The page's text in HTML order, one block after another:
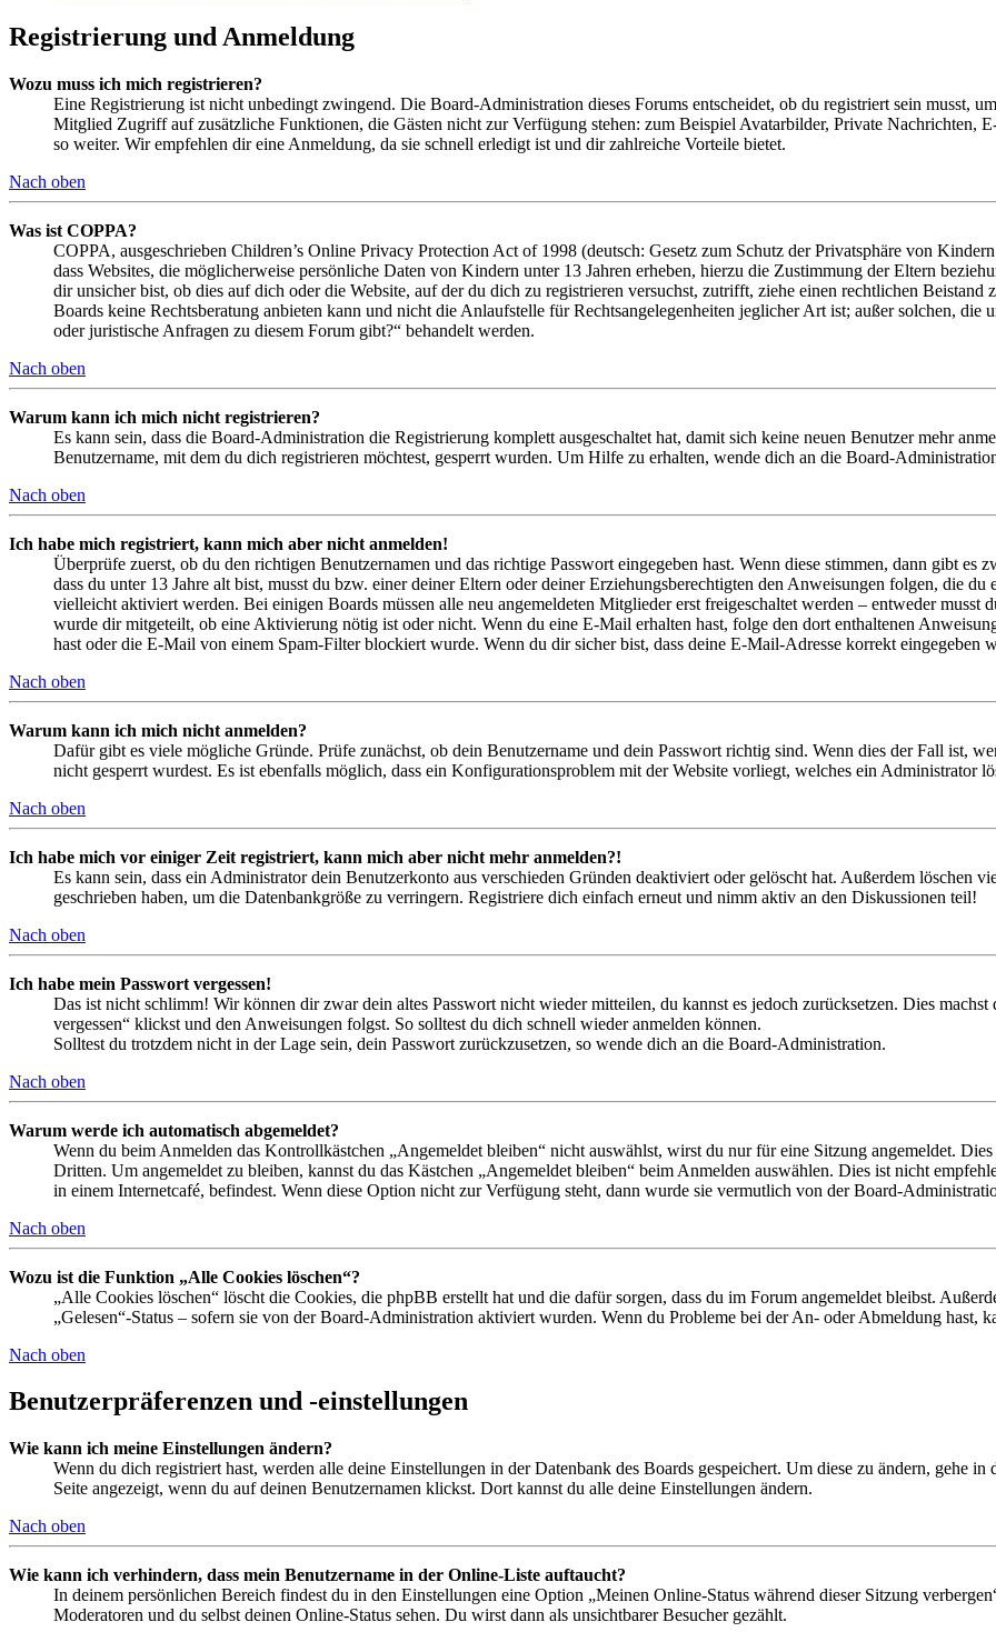
Registrierung und Anmeldung
Wozu muss ich mich registrieren?
Eine Registrierung ist nicht unbedingt zwingend. Die Board-Administration dieses Forums entscheidet, ob du registriert sein musst,
Mitglied Zugriff auf zusätzliche Funktionen, die Gästen nicht zur Verfügung stehen: zum Beispiel Avatarbilder, Private Nachrichten,
so weiter. Wir empfehlen dir eine Anmeldung, da sie schnell erledigt ist und dir zahlreiche Vorteile bietet.
Nach oben
Was ist COPPA?
COPPA, ausgeschrieben Children’s Online Privacy Protection Act of 1998 (deutsch: Gesetz zum Schutz der Privatsphäre von
dass Websites, die möglicherweise persönliche Daten von Kindern unter 13 Jahren erheben, hierzu die Zustimmung der Eltern
dir unsicher bist, ob dies auf dich oder die Website, auf der du dich zu registrieren versuchst, zutrifft, ziehe einen rechtlichen
Boards keine Rechtsberatung anbieten kann und nicht die Anlaufstelle für Rechtsangelegenheiten jeglicher Art ist; außer solchen,
oder juristische Anfragen zu diesem Forum gibt?“ behandelt werden.
Nach oben
Warum kann ich mich nicht registrieren?
Es kann sein, dass die Board-Administration die Registrierung komplett ausgeschaltet hat, damit sich keine neuen Benutzer mehr
Benutzername, mit dem du dich registrieren möchtest, gesperrt wurden. Um Hilfe zu erhalten, wende dich an die Board-
Nach oben
Ich habe mich registriert, kann mich aber nicht anmelden!
Überprüfe zuerst, ob du den richtigen Benutzernamen und das richtige Passwort eingegeben hast. Wenn diese stimmen, dann gibt es
dass du unter 13 Jahre alt bist, musst du bzw. einer deiner Eltern oder deiner Erziehungsberechtigten den Anweisungen folgen, die
vielleicht aktiviert werden. Bei einigen Boards müssen alle neu angemeldeten Mitglieder erst freigeschaltet werden – entweder musst
wurde dir mitgeteilt, ob eine Aktivierung nötig ist oder nicht. Wenn du eine E-Mail erhalten hast, folge den dort enthaltenen
hast oder die E-Mail von einem Spam-Filter blockiert wurde. Wenn du dir sicher bist, dass deine E-Mail-Adresse korrekt eingegeben
Nach oben
Warum kann ich mich nicht anmelden?
Dafür gibt es viele mögliche Gründe. Prüfe zunächst, ob dein Benutzername und dein Passwort richtig sind. Wenn dies der Fall ist,
nicht gesperrt wurdest. Es ist ebenfalls möglich, dass ein Konfigurationsproblem mit der Website vorliegt, welches ein Administrator
Nach oben
Ich habe mich vor einiger Zeit registriert, kann mich aber nicht mehr anmelden?!
Es kann sein, dass ein Administrator dein Benutzerkonto aus verschieden Gründen deaktiviert oder gelöscht hat. Außerdem löschen
geschrieben haben, um die Datenbankgröße zu verringern. Registriere dich einfach erneut und nimm aktiv an den Diskussionen teil!
Nach oben
Ich habe mein Passwort vergessen!
Das ist nicht schlimm! Wir können dir zwar dein altes Passwort nicht wieder mitteilen, du kannst es jedoch zurücksetzen. Dies
vergessen“ klickst und den Anweisungen folgst. So solltest du dich schnell wieder anmelden können.
Solltest du trotzdem nicht in der Lage sein, dein Passwort zurückzusetzen, so wende dich an die Board-Administration.
Nach oben
Warum werde ich automatisch abgemeldet?
Wenn du beim Anmelden das Kontrollkästchen „Angemeldet bleiben“ nicht auswählst, wirst du nur für eine Sitzung angemeldet.
Dritten. Um angemeldet zu bleiben, kannst du das Kästchen „Angemeldet bleiben“ beim Anmelden auswählen. Dies ist nicht
in einem Internetcafé, befindest. Wenn diese Option nicht zur Verfügung steht, dann wurde sie vermutlich von der Board-
Nach oben
Wozu ist die Funktion „Alle Cookies löschen“?
„Alle Cookies löschen“ löscht die Cookies, die phpBB erstellt hat und die dafür sorgen, dass du im Forum angemeldet bleibst.
„Gelesen“-Status – sofern sie von der Board-Administration aktiviert wurden. Wenn du Probleme bei der An- oder Abmeldung hast,
Nach oben
Benutzerpräferenzen und -einstellungen
Wie kann ich meine Einstellungen ändern?
Wenn du dich registriert hast, werden alle deine Einstellungen in der Datenbank des Boards gespeichert. Um diese zu ändern, gehe
Seite angezeigt, wenn du auf deinen Benutzernamen klickst. Dort kannst du alle deine Einstellungen ändern.
Nach oben
Wie kann ich verhindern, dass mein Benutzername in der Online-Liste auftaucht?
In deinem persönlichen Bereich findest du in den Einstellungen eine Option „Meinen Online-Status während dieser Sitzung
Moderatoren und du selbst deinen Online-Status sehen. Du wirst dann als unsichtbarer Besucher gezählt.